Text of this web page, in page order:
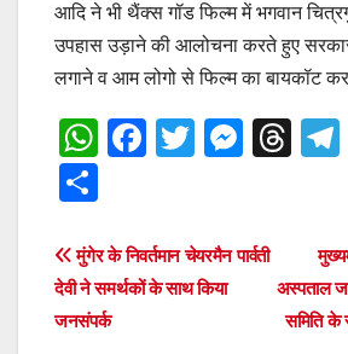
आदि ने भी थैंक्स गॉड फिल्म में भगवान
उपहास उड़ाने की आलोचना करते हुए
लगाने व आम लोगो से फिल्म का बायकॉट
W
s
A
p
F
e
b
T
er
M
e
T
d
s
ar
e
Post
navigation
अस्पताल
समिति के
मुंगेर के निवर्तमान चेयरमैन पार्वती
देवी ने समर्थकों के साथ किया
जनसंपर्क